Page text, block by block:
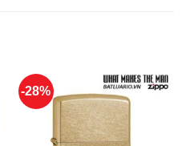
-28%